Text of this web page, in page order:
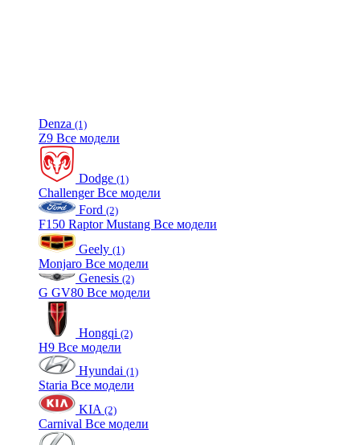
Denza (1)
Z9 Все модели
Dodge (1)
ChallengerВсе модели
Ford (2)
F150 RaptorMustang Все модели
Geely (1)
Monjaro Все модели
Genesis (2)
G GV80 Все модели
Hongqi (2)
H9 Все модели
Hyundai (1)
Staria Все модели
KIA (2)
Carnival Все модели